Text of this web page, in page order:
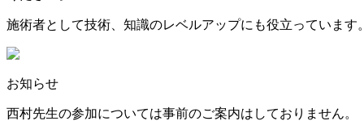
施術者として技術、知識のレベルアップにも役立っています。
お知らせ
西村先生の参加については事前のご案内はしておりません。